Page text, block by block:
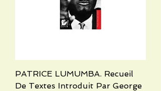
PATRICE LUMUMBA. Recueil
De Textes Introduit Par George